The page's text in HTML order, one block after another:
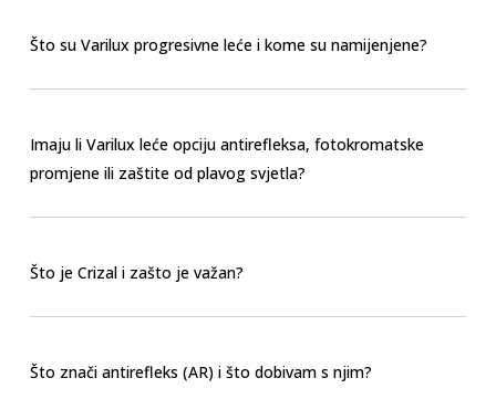
Što su Varilux progresivne leće i kome su namijenjene?
Imaju li Varilux leće opciju antirefleksa, fotokromatske
promjene ili zaštite od plavog svjetla?
Što je Crizal i zašto je važan?
Što znači antirefleks (AR) i što dobivam s njim?